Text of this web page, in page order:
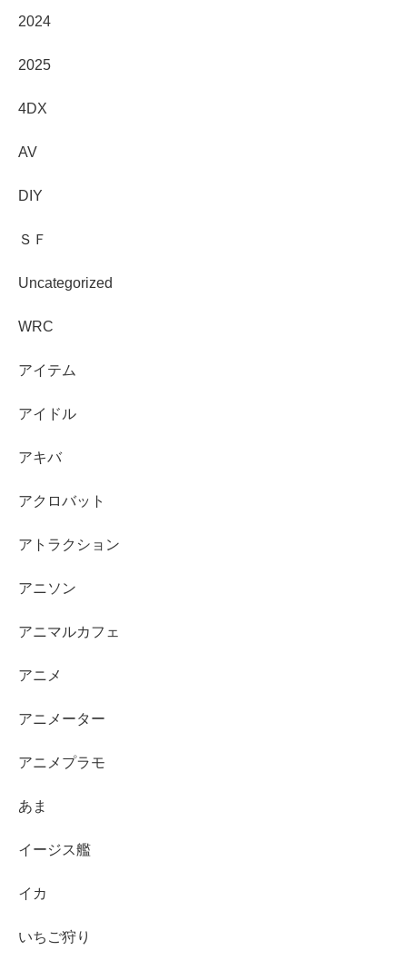
2024
2025
4DX
AV
DIY
ＳＦ
Uncategorized
WRC
アイテム
アイドル
アキバ
アクロバット
アトラクション
アニソン
アニマルカフェ
アニメ
アニメーター
アニメプラモ
あま
イージス艦
イカ
いちご狩り